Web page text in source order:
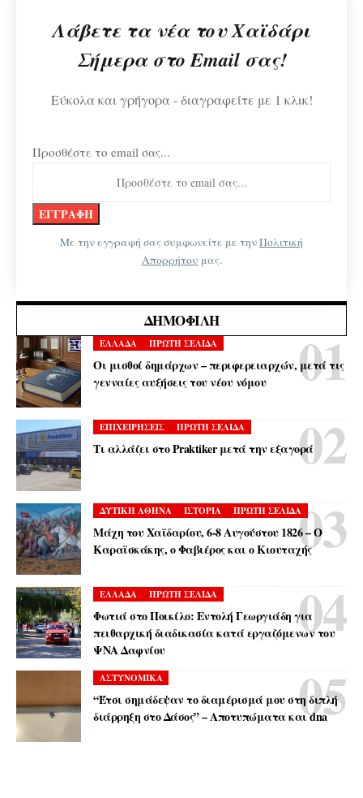
Λάβετε τα νέα του Χαϊδάρι
Σήμερα στο Email σας!
Εύκολα και γρήγορα - διαγραφείτε με 1 κλικ!
Προσθέστε το email σας...
Με την εγγραφή σας συμφωνείτε με τηνΠολιτική
Απορρήτου μας.
ΔΗΜΟΦΙΛΉ
ΕΛΛΑΔΑ ΠΡΩΤΗ ΣΕΛΙΔΑ
Οι μισθοί δημάρχων – περιφερειαρχών, μετά τις
γενναίες αυξήσεις του νέου νόμου
ΕΠΙΧΕΙΡΗΣΕΙΣ ΠΡΩΤΗ ΣΕΛΙΔΑ
Τι αλλάζει στο Praktiker μετά την εξαγορά
ΔΥΤΙΚΗ ΑΘΗΝΑ ΙΣΤΟΡΙΑ ΠΡΩΤΗ ΣΕΛΙΔΑ
Μάχη του Χαϊδαρίου, 6-8 Αυγούστου 1826 – Ο
Καραϊσκάκης, ο Φαβιέρος και ο Κιουταχής
ΕΛΛΑΔΑ ΠΡΩΤΗ ΣΕΛΙΔΑ
Φωτιά στο Ποικίλο: Εντολή Γεωργιάδη για
πειθαρχική διαδικασία κατά εργαζόμενων του
ΨΝΑ Δαφνίου
ΑΣΤΥΝΟΜΙΚΑ
“Έτσι σημάδεψαν το διαμέρισμά μου στη διπλή
διάρρηξη στο Δάσος” – Αποτυπώματα και dna